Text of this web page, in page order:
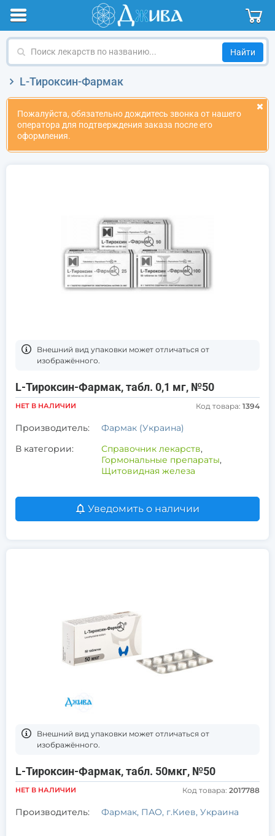
Поиск
названию
L-Тироксин-Фармак
Пожалуйста, обязательно дождитесь звонка от нашего
оператора для подтверждения заказа после его
оформления.
Bнешний вид упаковки может отличаться от
изображённого.
L-Тироксин-Фармак, табл. 0,1 мг, №50
НЕТ В НАЛИЧИИ Код товара: 1394
Производитель:
Фармак (Украина)
В категории:
Справочник лекарств,
Гормональные препараты,
Щитовидная железа
Уведомить о наличии
Bнешний вид упаковки может отличаться от
изображённого.
L-Тироксин-Фармак, табл. 50мкг, №50
НЕТ В НАЛИЧИИ Код товара: 2017788
Производитель: Фармак, ПАО, г.Киев, Украина